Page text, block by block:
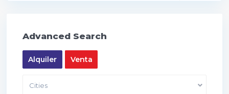
Advanced Search
Alquiler Venta
Cities